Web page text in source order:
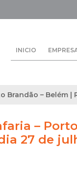
INICIO
Brandão – Belém
–
27 de